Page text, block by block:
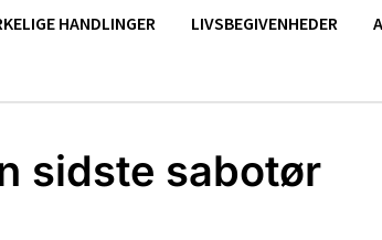
HANDLINGER LIVSBEGIVENHEDER
sidste sabotør